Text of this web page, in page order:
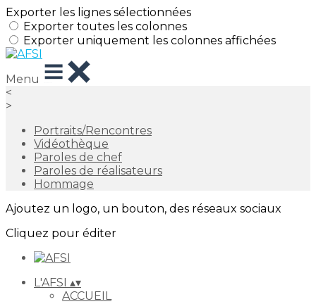
Exporter les lignes sélectionnées
Exporter toutes les colonnes
Exporter uniquement les colonnes affichées
Menu
<
>
Portraits/Rencontres
Vidéothèque
Paroles de chef
Paroles de réalisateurs
Hommage
Ajoutez un logo, un bouton, des réseaux sociaux
Cliquez pour éditer
L'AFSI ▴▾
ACCUEIL